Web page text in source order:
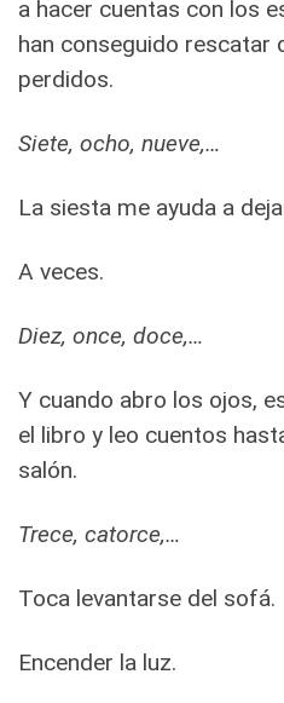
a hacer cuentas con los
han conseguido rescatar
perdidos.
Siete, ocho, nueve,…
La siesta me ayuda a
A veces.
Diez, once, doce,…
Y cuando abro los ojos,
el libro y leo cuentos
salón.
Trece, catorce,…
Toca levantarse del sofá.
Encender la luz.